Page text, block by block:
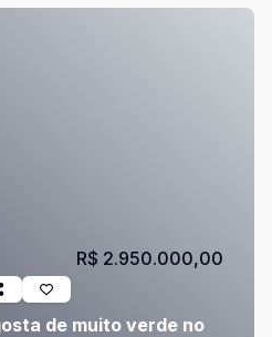
de muito verde no
R$ 2.950.000,00